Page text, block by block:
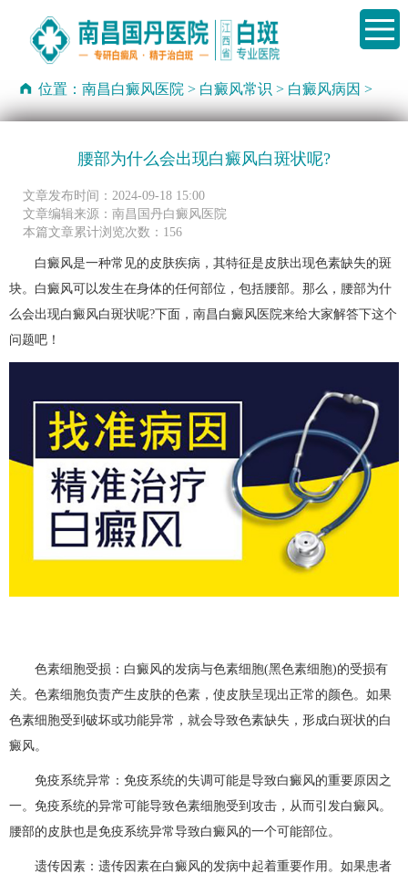
位置：南昌白癜风医院 > 白癜风常识 > 白癜风病因 >
腰部为什么会出现白癜风白斑状呢?
文章发布时间：2024-09-18 15:00
文章编辑来源：南昌国丹白癜风医院
本篇文章累计浏览次数：156
白癜风是一种常见的皮肤疾病，其特征是皮肤出现色素缺失的斑
块。白癜风可以发生在身体的任何部位，包括腰部。那么，腰部为什
么会出现白癜风白斑状呢?下面，南昌白癜风医院来给大家解答下这个
问题吧！
色素细胞受损：白癜风的发病与色素细胞(黑色素细胞)的受损有
关。色素细胞负责产生皮肤的色素，使皮肤呈现出正常的颜色。如果
色素细胞受到破坏或功能异常，就会导致色素缺失，形成白斑状的白
癜风。
免疫系统异常：免疫系统的失调可能是导致白癜风的重要原因之
一。免疫系统的异常可能导致色素细胞受到攻击，从而引发白癜风。
腰部的皮肤也是免疫系统异常导致白癜风的一个可能部位。
遗传因素：遗传因素在白癜风的发病中起着重要作用。如果患者